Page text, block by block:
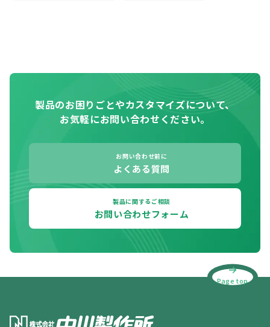
製品のお困りごとやカスタマイズについて、
お気軽にお問い合わせください。
お問い合わせ前に
よくある質問
製品に関するご相談
お問い合わせフォーム
Page top